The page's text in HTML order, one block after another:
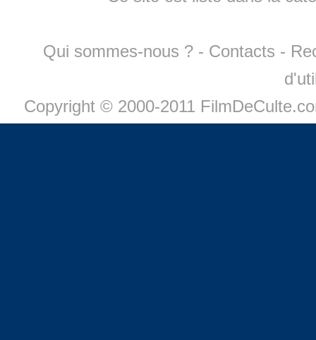
Qui sommes-nous ? - Contacts -
Copyright © 2000-2011